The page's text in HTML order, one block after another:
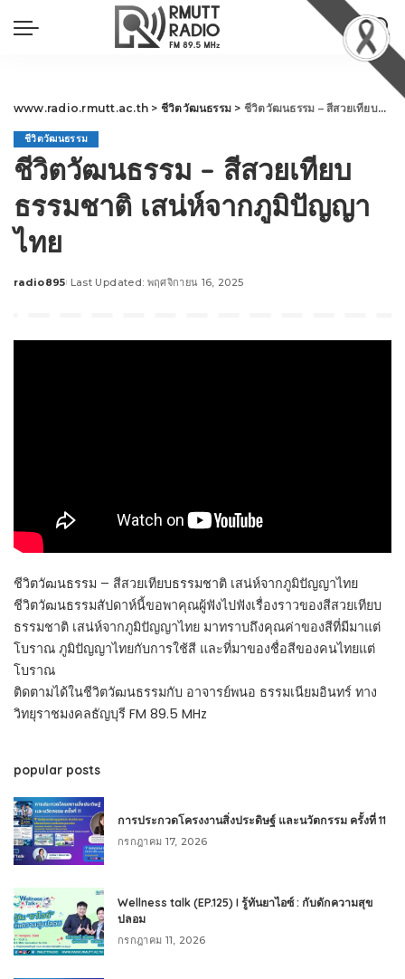
www.radio.rmutt.ac.th > ชีวิตวัฒนธรรม > ชีวิตวัฒนธรรม – สีสวยเทียบธรรมชาติ เสน่ห์จากภูมิปัญญาไทย
ชีวิตวัฒนธรรม
ชีวิตวัฒนธรรม – สีสวยเทียบ
ธรรมชาติ เสน่ห์จากภูมิปัญญา
ไทย
Posted
radio895 Last Updated: พฤศจิกายน 16, 2025
ชีวิตวัฒนธรรม – สีสวยเทียบธรรมชาติ เสน่ห์จากภูมิปัญญาไทย
ชีวิตวัฒนธรรมสัปดาห์นี้ขอพาคุณผู้ฟังไปฟังเรื่องราวของสีสวยเทียบ
ธรรมชาติ เสน่ห์จากภูมิปัญญาไทย มาทราบถึงคุณค่าของสีที่มีมาแต่
โบราณ ภูมิปัญญาไทยกับการใช้สี และที่มาของชื่อสีของคนไทยแต่
โบราณ
ติดตามได้ในชีวิตวัฒนธรรมกับ อาจารย์พนอ ธรรมเนียมอินทร์ ทาง
วิทยุราชมงคลธัญบุรี FM 89.5 MHz
popular posts
การประกวดโครงงานสิ่งประดิษฐ์ และนวัตกรรม ครั้งที่ 11
กรกฎาคม 17, 2026
Wellness talk (EP.125) I รู้ทันยาไอซ์ : กับดักความสุข
ปลอม
กรกฎาคม 11, 2026